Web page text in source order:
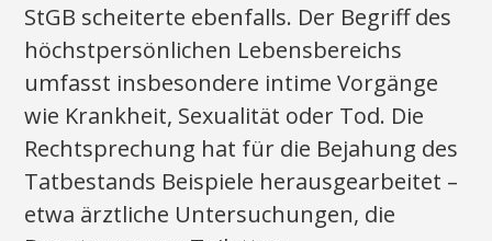
StGB scheiterte ebenfalls. Der Begriff des
höchstpersönlichen Lebensbereichs
umfasst insbesondere intime Vorgänge
wie Krankheit, Sexualität oder Tod. Die
Rechtsprechung hat für die Bejahung des
Tatbestands Beispiele herausgearbeitet –
etwa ärztliche Untersuchungen, die